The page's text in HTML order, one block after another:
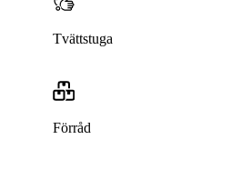
Tvättstuga
Förråd